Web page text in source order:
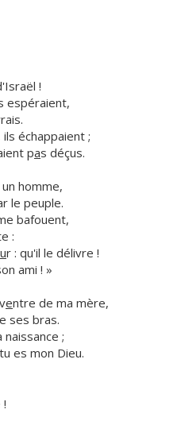
!
espéraient,
ils échappaient ;
pas déçus.
homme,
le peuple.
bafouent,
:
ur : qu'il le délivre !
ami ! »
entre de ma mère,
ses bras.
naissance ;
es mon Dieu.